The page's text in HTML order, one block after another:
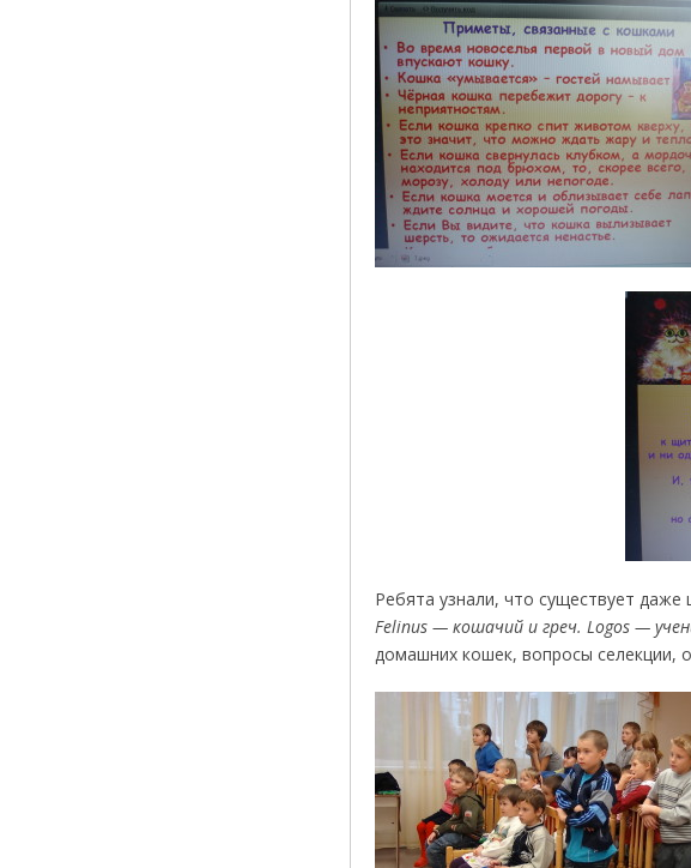
Ребята узнали, что существует
Felinus — кошачий и греч. Logos —
домашних кошек, вопросы селекции,